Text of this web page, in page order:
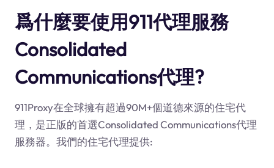
爲什麼要使用911代理服務
Consolidated
Communications代理?
911Proxy在全球擁有超過90M+個道德來源的住宅代
理，是正版的首選Consolidated Communications代理
服務器。我們的住宅代理提供: